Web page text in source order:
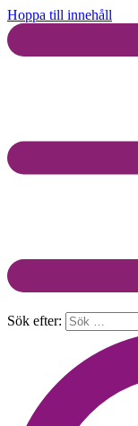
Hoppa till innehåll
Sök efter: